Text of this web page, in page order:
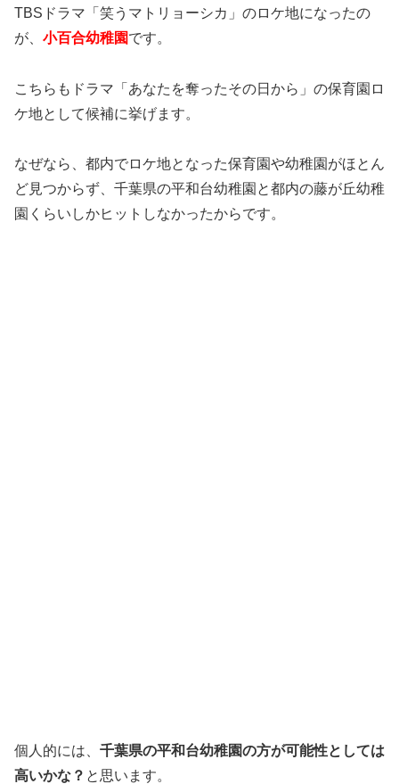
TBSドラマ「笑うマトリョーシカ」のロケ地になったの
が、 小百合幼稚園です。
こちらもドラマ「あなたを奪ったその日から」の保育園ロ
ケ地として候補に挙げます。
なぜなら、都内でロケ地となった保育園や幼稚園がほとん
ど見つからず、千葉県の平和台幼稚園と都内の藤が丘幼稚
園くらいしかヒットしなかったからです。
個人的には、 千葉県の平和台幼稚園の方が可能性としては
高いかな？ と思います。